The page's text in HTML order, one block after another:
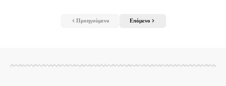
Προηγούμενο Επόμενο